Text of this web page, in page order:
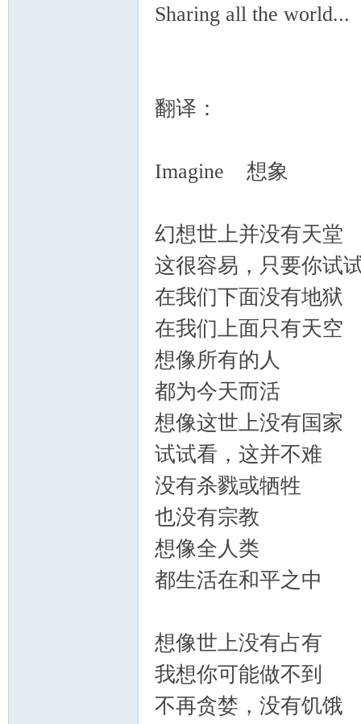
Sharing all the
翻译：
Imagine 想象
幻想世上并没有天堂
这很容易，只要你
在我们下面没有地狱
在我们上面只有天空
想像所有的人
都为今天而活
想像这世上没有国家
试试看，这并不难
没有杀戮或牺牲
也没有宗教
想像全人类
都生活在和平之中
想像世上没有占有
我想你可能做不到
不再贪婪，没有饥饿